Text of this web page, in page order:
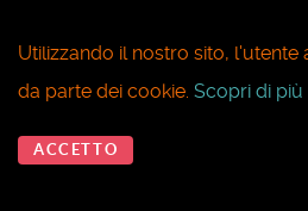
Utilizzando il nostro sito, l'utente
da parte dei cookie. Scopri di più
ACCETTO